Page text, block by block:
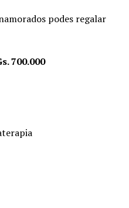
podes regalar
700.000